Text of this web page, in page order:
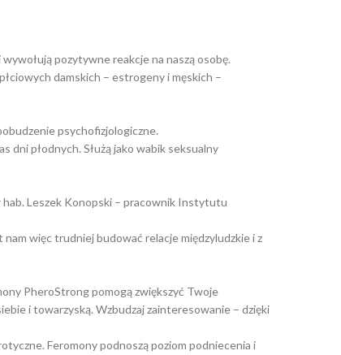
pozytywne reakcje na naszą osobę.
damskich – estrogeny i męskich –
psychofizjologiczne.
dni płodnych. Służą jako wabik seksualny
hab. Leszek Konopski – pracownik Instytutu
więc trudniej budować relacje międzyludzkie i z
PheroStrong pomogą zwiększyć Twoje
i towarzyską. Wzbudzaj zainteresowanie – dzięki
Feromony podnoszą poziom podniecenia i